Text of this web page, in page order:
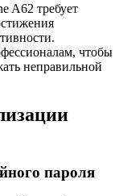
A62 требует
чтобы
неправильной
пароля